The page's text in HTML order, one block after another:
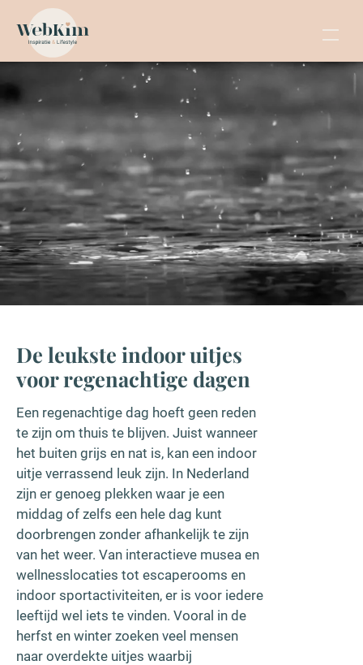
De leukste indoor uitjes
voor regenachtige dagen
Een regenachtige dag hoeft geen reden
te zijn om thuis te blijven. Juist wanneer
het buiten grijs en nat is, kan een indoor
uitje verrassend leuk zijn. In Nederland
zijn er genoeg plekken waar je een
middag of zelfs een hele dag kunt
doorbrengen zonder afhankelijk te zijn
van het weer. Van interactieve musea en
wellnesslocaties tot escaperooms en
indoor sportactiviteiten, er is voor iedere
leeftijd wel iets te vinden. Vooral in de
herfst en winter zoeken veel mensen
naar overdekte uitjes waarbij